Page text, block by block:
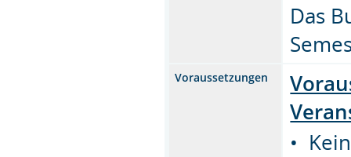
Das
Voraussetzungen
•